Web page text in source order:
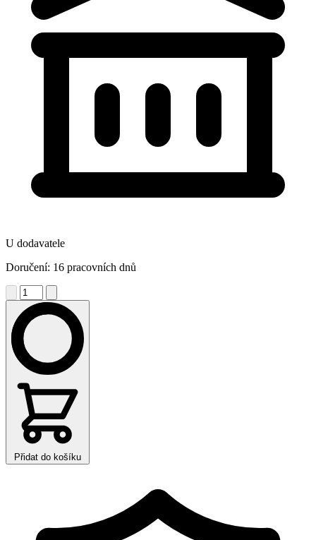
U dodavatele
Doručení: 16 pracovních dnů
Přidat do košíku